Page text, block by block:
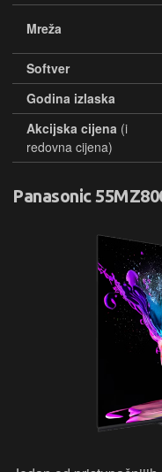
Mreža
Softver
Godina izlaska
Akcijska cijena (i
redovna cijena)
Panasonic